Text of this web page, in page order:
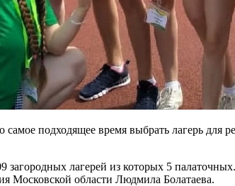
самое подходящее время выбрать лагерь
загородных лагерей из которых 5
Московской области Людмила Болатаева.